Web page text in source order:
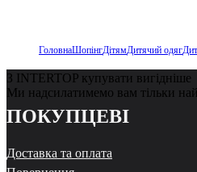
ГоловнаШопінгДітямДитячий одяг
З INTERTOP купувати вигідніше
Ми надсилатимемо вам тільки
ПОКУПЦЕВІ
Доставка та оплата